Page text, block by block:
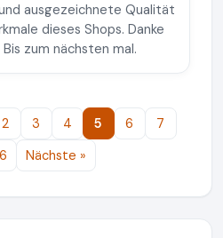
ausgezeichnete Qualität
dieses Shops. Danke
zum nächsten mal.
2 3 4 5 6
7
Nächste »